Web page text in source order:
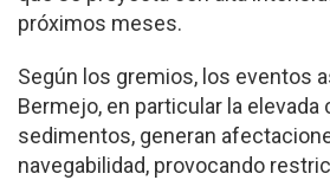
próximos meses.
Según los gremios, los eventos
Bermejo, en particular la elevada
sedimentos, generan
navegabilidad, provocando